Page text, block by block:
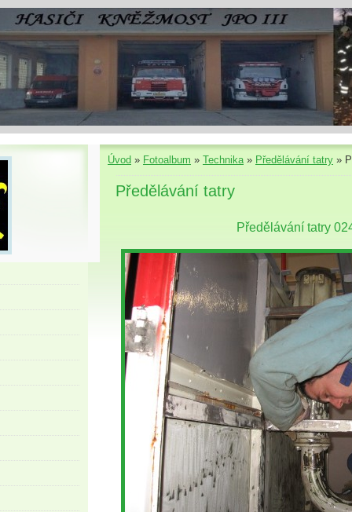
Úvod » Fotoalbum » Technika» Předělávání tatry »
Předělávání tatry
Předělávání tatry